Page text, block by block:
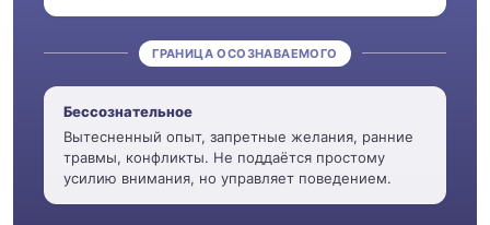
ГРАНИЦА ОСОЗНАВАЕМОГО
Бессознательное
Вытесненный опыт, запретные желания, ранние
травмы, конфликты. Не поддаётся простому
усилию внимания, но управляет поведением.